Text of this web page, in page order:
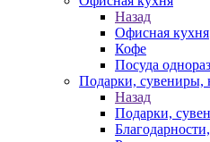
Назад
Офисная кухня
Кофе
Посуда
Подарки, сувениры,
Назад
Подарки,